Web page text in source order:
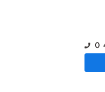
０